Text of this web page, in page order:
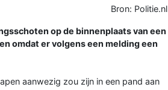
Bron: Politie.nl
op de binnenplaats van een
omdat er volgens een melding een
aanwezig zou zijn in een pand aan